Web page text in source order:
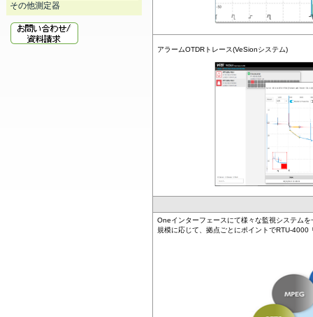
その他測定器
アラームOTDRトレース(VeSionシステム)
Oneインターフェースにて様々な監視システム
規模に応じて、拠点ごとにポイントでRTU-